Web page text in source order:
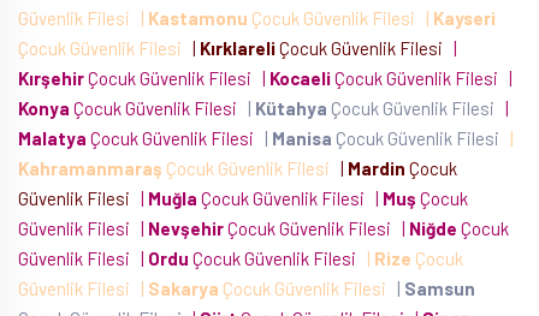
Güvenlik Filesi
| Kastamonu Çocuk Güvenlik Filesi | Kayseri
Çocuk Güvenlik Filesi | KırklareliÇocuk Güvenlik Filesi |
KırşehirÇocuk Güvenlik Filesi | KocaeliÇocuk Güvenlik Filesi |
Konya Çocuk Güvenlik Filesi | Kütahya Çocuk Güvenlik Filesi |
Malatya Çocuk Güvenlik Filesi | Manisa Çocuk Güvenlik Filesi
|
Kahramanmaraş Çocuk Güvenlik Filesi | Mardin Çocuk
Güvenlik Filesi | Muğla Çocuk Güvenlik Filesi | Muş Çocuk
Güvenlik Filesi | NevşehirÇocuk Güvenlik Filesi | Niğde Çocuk
Güvenlik Filesi | Ordu Çocuk Güvenlik Filesi | Rize Çocuk
Güvenlik Filesi
| Sakarya Çocuk Güvenlik Filesi | Samsun